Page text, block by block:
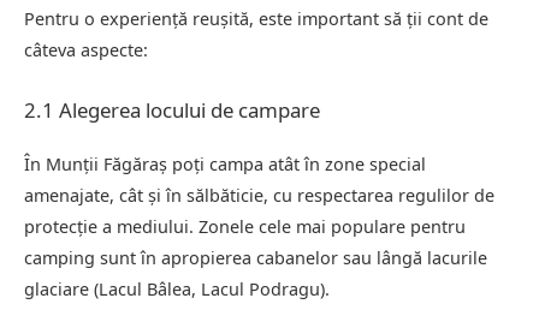
Pentru o experiență reușită, este important să ții cont de
câteva aspecte:
2.1 Alegerea locului de campare
În Munții Făgăraș poți campa atât în zone special
amenajate, cât și în sălbăticie, cu respectarea regulilor de
protecție a mediului. Zonele cele mai populare pentru
camping sunt în apropierea cabanelor sau lângă lacurile
glaciare (Lacul Bâlea, Lacul Podragu).